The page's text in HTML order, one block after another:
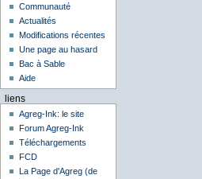
Communauté
Actualités
Modifications récentes
Une page au hasard
Bac à Sable
Aide
liens
Agreg-Ink: le site
Forum Agreg-Ink
Téléchargements
FCD
La Page d'Agreg (de